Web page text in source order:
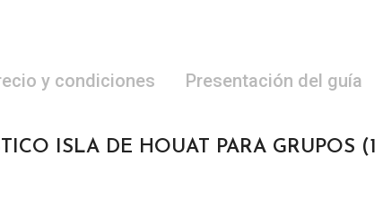
y condiciones Presentación del guía
ISLA DE HOUAT PARA GRUPOS